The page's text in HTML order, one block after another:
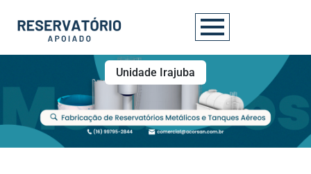
Unidade Irajuba